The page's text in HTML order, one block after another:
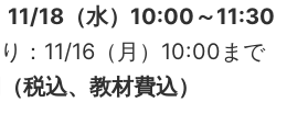
11/18（水）10:00～11:30
：11/16（月）10:00まで
税込、教材費込）